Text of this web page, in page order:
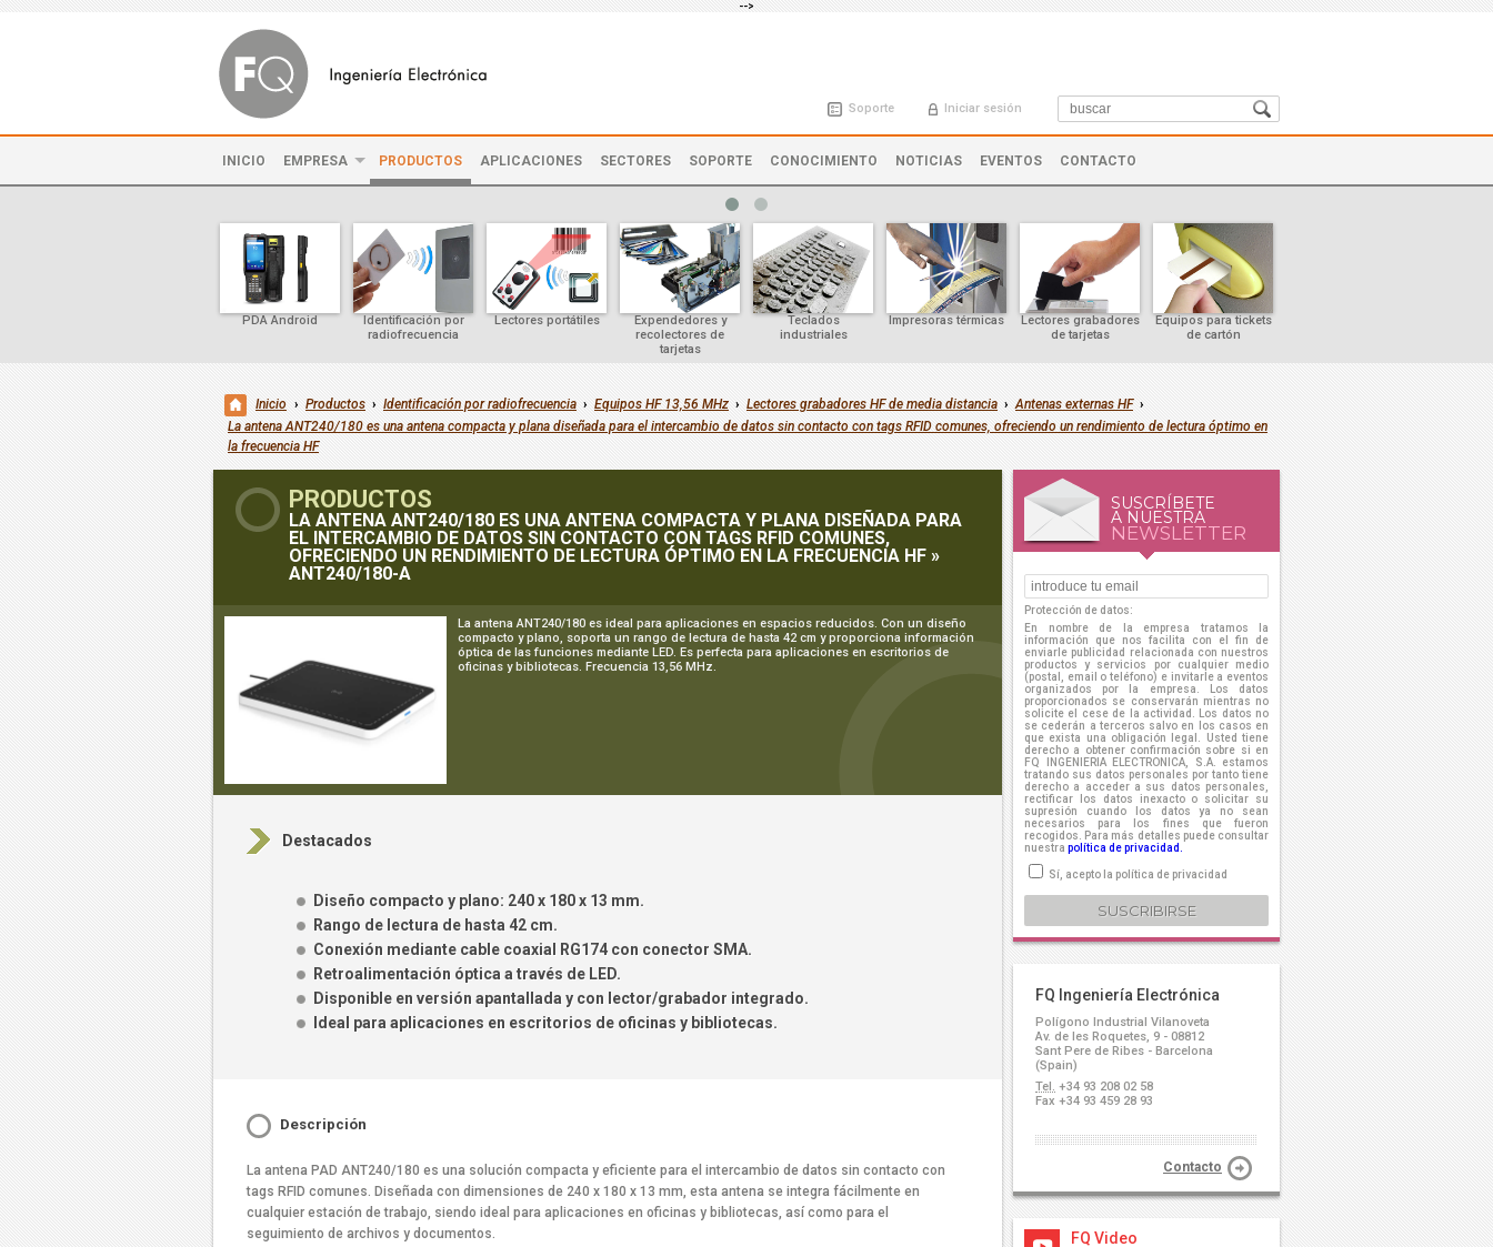
-->
Soporte Iniciar sesión
INICIO EMPRESA PRODUCTOS APLICACIONES SECTORES SOPORTE CONOCIMIENTO NOTICIAS EVENTOS CONTACTO
PDA Android
Identificación por
radiofrecuencia
Lectores portátiles
Expendedores y
recolectores de
tarjetas
Teclados
industriales
Impresoras térmicas
Lectores grabadores
de tarjetas
Equipos para tickets
de cartón
Inicio › Productos › Identificación por radiofrecuencia › Equipos HF 13,56 MHz › Lectores grabadores HF de media distancia › Antenas externas HF ›
La antena ANT240/180 es una antena compacta y plana diseñada para el intercambio de datos sin contacto con tags RFID comunes, ofreciendo un rendimiento de lectura óptimo en
la frecuencia HF
PRODUCTOS
LA ANTENA ANT240/180 ES UNA ANTENA COMPACTA Y PLANA DISEÑADA PARA
EL INTERCAMBIO DE DATOS SIN CONTACTO CON TAGS RFID COMUNES,
OFRECIENDO UN RENDIMIENTO DE LECTURA ÓPTIMO EN LA FRECUENCIA HF »
ANT240/180-A
La antena ANT240/180 es ideal para aplicaciones en espacios reducidos. Con un diseño
compacto y plano, soporta un rango de lectura de hasta 42 cm y proporciona información
óptica de las funciones mediante LED. Es perfecta para aplicaciones en escritorios de
oficinas y bibliotecas. Frecuencia 13,56 MHz.
Destacados
Diseño compacto y plano: 240 x 180 x 13 mm.
Rango de lectura de hasta 42 cm.
Conexión mediante cable coaxial RG174 con conector SMA.
Retroalimentación óptica a través de LED.
Disponible en versión apantallada y con lector/grabador integrado.
Ideal para aplicaciones en escritorios de oficinas y bibliotecas.
Descripción
La antena PAD ANT240/180 es una solución compacta y eficiente para el intercambio de datos sin contacto con
tags RFID comunes. Diseñada con dimensiones de 240 x 180 x 13 mm, esta antena se integra fácilmente en
cualquier estación de trabajo, siendo ideal para aplicaciones en oficinas y bibliotecas, así como para el
seguimiento de archivos y documentos.
SUSCRÍBETE
A NUESTRA
NEWSLETTER
Protección de datos:
En nombre de la empresa tratamos la
información que nos facilita con el fin de
enviarle publicidad relacionada con nuestros
productos y servicios por cualquier medio
(postal, email o teléfono) e invitarle a eventos
organizados por la empresa. Los datos
proporcionados se conservarán mientras no
solicite el cese de la actividad. Los datos no
se cederán a terceros salvo en los casos en
que exista una obligación legal. Usted tiene
derecho a obtener confirmación sobre si en
FQ INGENIERIA ELECTRONICA, S.A. estamos
tratando sus datos personales por tanto tiene
derecho a acceder a sus datos personales,
rectificar los datos inexacto o solicitar su
supresión cuando los datos ya no sean
necesarios para los fines que fueron
recogidos. Para más detalles puede consultar
nuestra política de privacidad.
Sí, acepto la política de privacidad
FQ Ingeniería Electrónica
Polígono Industrial Vilanoveta
Av. de les Roquetes, 9 - 08812
Sant Pere de Ribes - Barcelona
(Spain)
Tel. +34 93 208 02 58
Fax +34 93 459 28 93
Contacto
FQ Video